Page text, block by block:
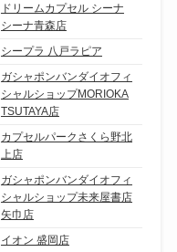
ドリームカプセル シーナ
シーナ青森店
シープラ 八戸ラピア
ガシャポンバンダイオフィ
シャルショップMORIOKA
TSUTAYA店
カプセルパークさくら野北
上店
ガシャポンバンダイオフィ
シャルショップ未来屋書店
矢巾店
イオン 盛岡店